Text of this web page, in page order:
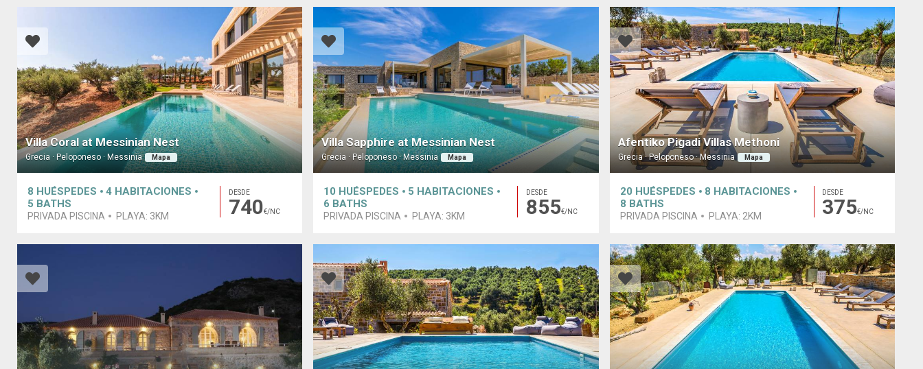
Villa Coral at Messinian Nest
Grecia · Peloponeso · Messinia Mapa
8 HUÉSPEDES 4 HABITACIONES
5 BATHS
PRIVADA PISCINA PLAYA: 3KM
DESDE
740€/NC
Villa Sapphire at Messinian Nest
Grecia · Peloponeso · Messinia Mapa
10 HUÉSPEDES 5 HABITACIONES
6 BATHS
PRIVADA PISCINA PLAYA: 3KM
DESDE
855€/NC
Afentiko Pigadi Villas Methoni
Grecia · Peloponeso · Messinia Mapa
20 HUÉSPEDES 8 HABITACIONES
8 BATHS
PRIVADA PISCINA PLAYA: 2KM
DESDE
375€/NC